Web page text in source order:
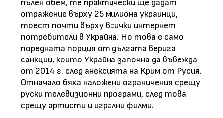
пълен обем, те практически ще дадат
отражение върху 25 милиона украинци,
тоест почти върху всички интернет
потребители в Украйна. Но това е само
поредната порция от дългата верига
санкции, които Украйна започна да въвежда
от 2014 г. след анексията на Крим от Русия.
Отначало бяха наложени ограничения срещу
руски телевизионни програми, след това
срещу артисти и игрални филми.